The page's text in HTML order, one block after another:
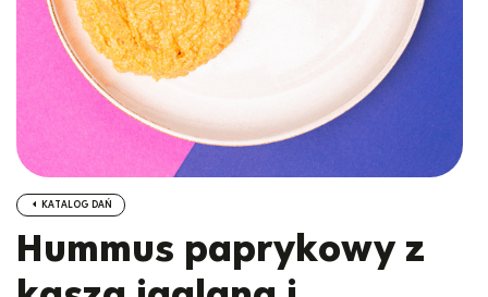
KATALOG DAŃ
Hummus paprykowy z